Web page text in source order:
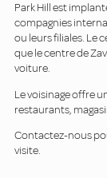
Park Hill est
compagnies
ou leurs filiales. Le
que le centre de
voiture.
Le voisinage offre
restaurants,
Contactez-nous
visite.